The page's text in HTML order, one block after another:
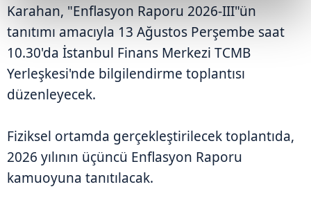
Karahan, "Enflasyon Raporu 2026-III"ün
tanıtımı amacıyla 13 Ağustos Perşembe saat
10.30'da İstanbul Finans Merkezi TCMB
Yerleşkesi'nde bilgilendirme toplantısı
düzenleyecek.
Fiziksel ortamda gerçekleştirilecek toplantıda,
2026 yılının üçüncü Enflasyon Raporu
kamuoyuna tanıtılacak.